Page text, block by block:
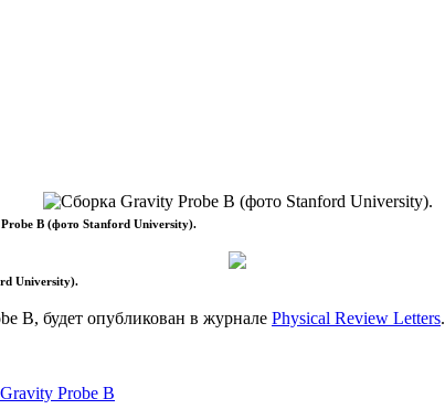
B (фото Stanford University).
University).
B, будет опубликован в журнале Physical Review Letters.
Gravity Probe B